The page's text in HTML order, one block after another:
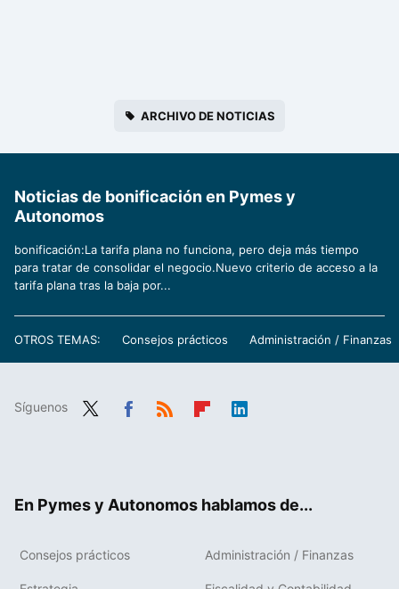
ARCHIVO DE NOTICIAS
Noticias de bonificación en Pymes y
Autonomos
bonificación:La tarifa plana no funciona, pero deja más tiempo
para tratar de consolidar el negocio.Nuevo criterio de acceso a la
tarifa plana tras la baja por...
OTROS TEMAS: Consejos prácticos Administración / Finanzas
Síguenos
En Pymes y Autonomos hablamos de...
Consejos prácticos Administración / Finanzas